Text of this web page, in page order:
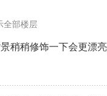
全部楼层
稍稍修饰一下会更漂